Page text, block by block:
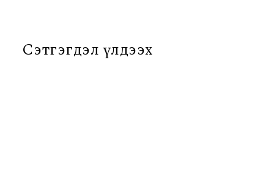
Сэтгэгдэл үлдээх